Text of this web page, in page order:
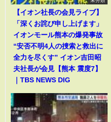
【イオン社長の会見ライブ】
「深くお詫び申し上げます」
イオンモール熊本の爆発事故
“安否不明4人の捜索と救出に
全力を尽くす” イオン吉田昭
夫社長が会見【熊本 震度7】
｜TBS NEWS DIG